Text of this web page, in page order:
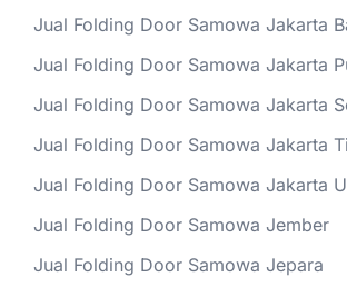
Jual Folding Door Samowa Jakarta
Jual Folding Door Samowa Jakarta
Jual Folding Door Samowa Jakarta
Jual Folding Door Samowa Jakarta
Jual Folding Door Samowa Jakarta
Jual Folding Door Samowa Jember
Jual Folding Door Samowa Jepara